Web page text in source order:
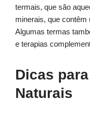
termais, que são
minerais, que contêm
Algumas termas
e terapias
Dicas
Naturais